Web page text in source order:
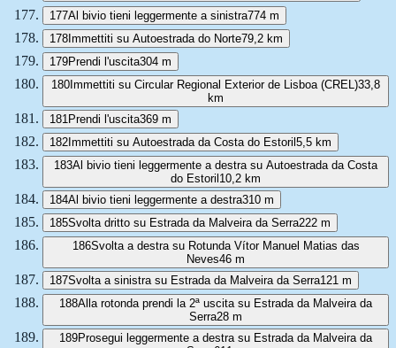
177Al bivio tieni leggermente a sinistra774 m
178Immettiti su Autoestrada do Norte79,2 km
179Prendi l'uscita304 m
180Immettiti su Circular Regional Exterior de Lisboa (CREL)33,8
km
181 Prendi l'uscita369 m
182Immettiti su Autoestrada da Costa do Estoril5,5 km
183Al bivio tieni leggermente a destra su Autoestrada da Costa
do Estoril10,2 km
184Al bivio tieni leggermente a destra310 m
185Svolta dritto su Estrada da Malveira da Serra222 m
186Svolta a destra su Rotunda Vítor Manuel Matias das
Neves46 m
187Svolta a sinistra su Estrada da Malveira da Serra121 m
188Alla rotonda prendi la 2ª uscita su Estrada da Malveira da
Serra28 m
189Prosegui leggermente a destra su Estrada da Malveira da